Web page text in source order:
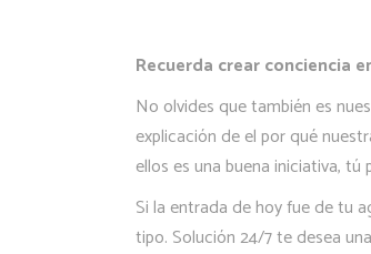
Recuerda crear conciencia
No olvides que también es
explicación de el por qué
ellos es una buena iniciativa,
Si la entrada de hoy fue de tu
tipo. Solución 24/7 te desea